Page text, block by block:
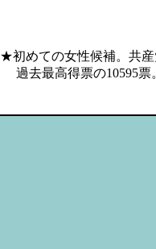
当選；東 潤
落選；河野登
★初めての女性候補。共
過去最高得票の10595